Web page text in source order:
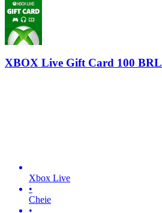
XBOX Live Gift Card 100 BRL
Xbox Live
•
Cheie
•